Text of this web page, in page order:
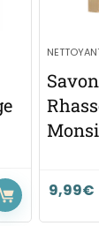
9,99€